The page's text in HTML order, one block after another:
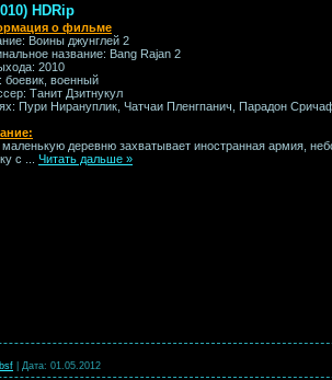
HDRip
о фильме
Воины джунглей 2
название: Bang Rajan 2
2010
боевик, военный
Танит Дзитнукул
Пури Нирануплик, Чатчаи Пленгпанич, Парадон
маленькую деревню захватывает иностранная армия,
с
Читать дальше »
Дата: 01.05.2012